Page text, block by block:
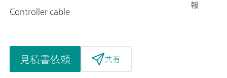
報
Controller cable
見積書依頼 共有